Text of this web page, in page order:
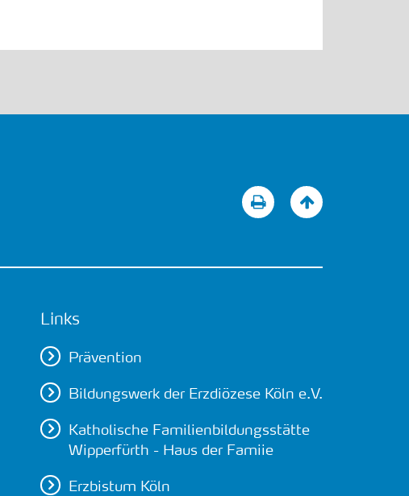
Links
Prävention
Bildungswerk der Erzdiözese Köln e.V.
Katholische Familienbildungsstätte
Wipperfürth - Haus der Famiie
Erzbistum Köln